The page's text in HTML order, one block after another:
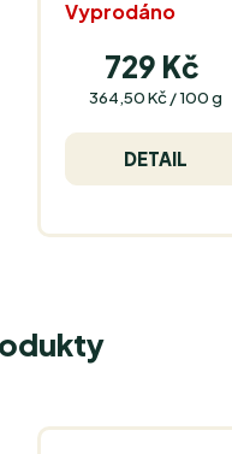
Vyprodáno
729 Kč
Měrná
364,50 Kč / 100 g
DETAIL